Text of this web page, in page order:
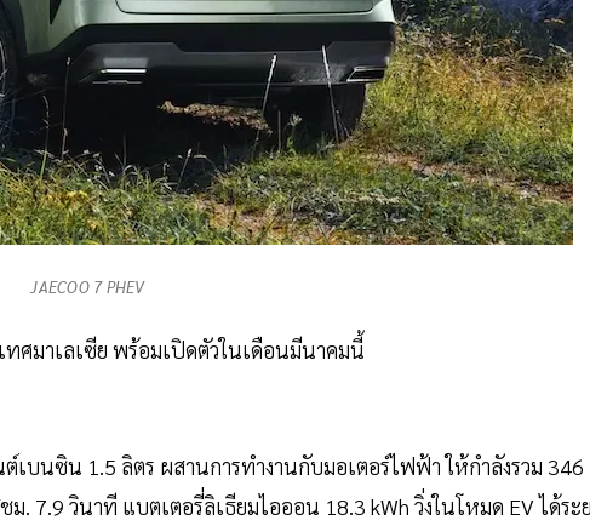
JAECOO 7 PHEV
ทศมาเลเซีย พร้อมเปิดตัวในเดือนมีนาคมนี้
เบนซิน 1.5 ลิตร ผสานการทำงานกับมอเตอร์ไฟฟ้า ให้กำลังรวม 346
. 7.9 วินาที แบตเตอรี่ลิเธียมไอออน 18.3 kWh วิ่งในโหมด EV ได้ระ